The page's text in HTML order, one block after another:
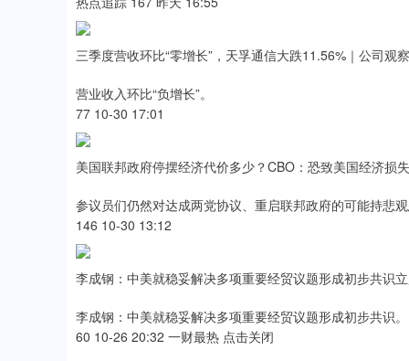
三季度营收环比“零增长”，天孚通信大跌11.56%｜公司观察
营业收入环比“负增长”。
77 10-30 17:01
美国联邦政府停摆经济代价多少？CBO：恐致美国经济损
参议员们仍然对达成两党协议、重启联邦政府的可能持悲观
146 10-30 13:12
李成钢：中美就稳妥解决多项重要经贸议题形成初步共识
李成钢：中美就稳妥解决多项重要经贸议题形成初步共识。
60 10-26 20:32 一财最热 点击关闭